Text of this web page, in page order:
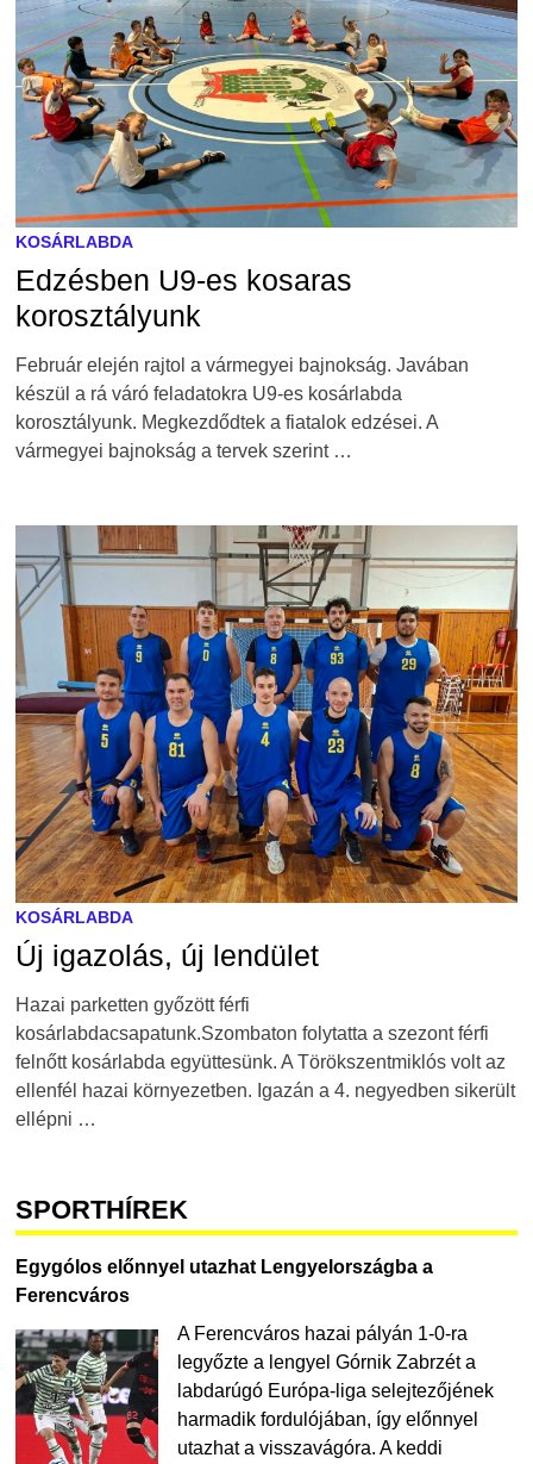
KOSÁRLABDA
Edzésben U9-es kosaras
korosztályunk
Február elején rajtol a vármegyei bajnokság. Javában
készül a rá váró feladatokra U9-es kosárlabda
korosztályunk. Megkezdődtek a fiatalok edzései. A
vármegyei bajnokság a tervek szerint …
KOSÁRLABDA
Új igazolás, új lendület
Hazai parketten győzött férfi
kosárlabdacsapatunk.Szombaton folytatta a szezont férfi
felnőtt kosárlabda együttesünk. A Törökszentmiklós volt az
ellenfél hazai környezetben. Igazán a 4. negyedben sikerült
ellépni …
SPORTHÍREK
Egygólos előnnyel utazhat Lengyelországba a
Ferencváros
A Ferencváros hazai pályán 1-0-ra
legyőzte a lengyel Górnik Zabrzét a
labdarúgó Európa-liga selejtezőjének
harmadik fordulójában, így előnnyel
utazhat a visszavágóra. A keddi